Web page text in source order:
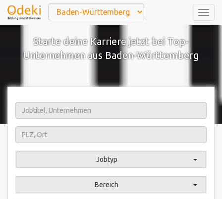
Starte deine Karriere jetzt bei Top-
Unternehmen aus Baden-Württemberg
Jobtyp
Bereich